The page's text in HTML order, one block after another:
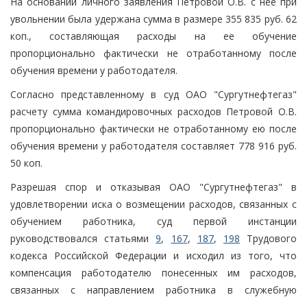
увольнении была удержана сумма в размере 355 835 руб. 62
коп., составляющая расходы на ее обучение
пропорционально фактически не отработанному после
обучения времени у работодателя.
Согласно представленному в суд ОАО "Сургутнефтегаз"
расчету сумма командировочных расходов Петровой О.В.
пропорционально фактически не отработанному ею после
обучения времени у работодателя составляет 778 916 руб.
50 коп.
Разрешая спор и отказывая ОАО "Сургутнефтегаз" в
удовлетворении иска о возмещении расходов, связанных с
обучением работника, суд первой инстанции
руководствовался статьями9, 167, 187, 198 Трудового
кодекса Российской Федерации и исходил из того, что
компенсация работодателю понесенных им расходов,
связанных с направлением работника в служебную